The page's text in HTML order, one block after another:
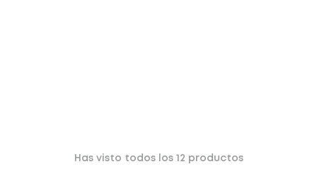
Has visto todos los 12 productos